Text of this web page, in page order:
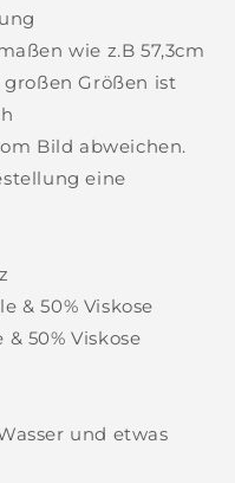
wie z.B 57,3cm
Größen ist
Bild abweichen.
eine
& 50% Viskose
50% Viskose
und etwas